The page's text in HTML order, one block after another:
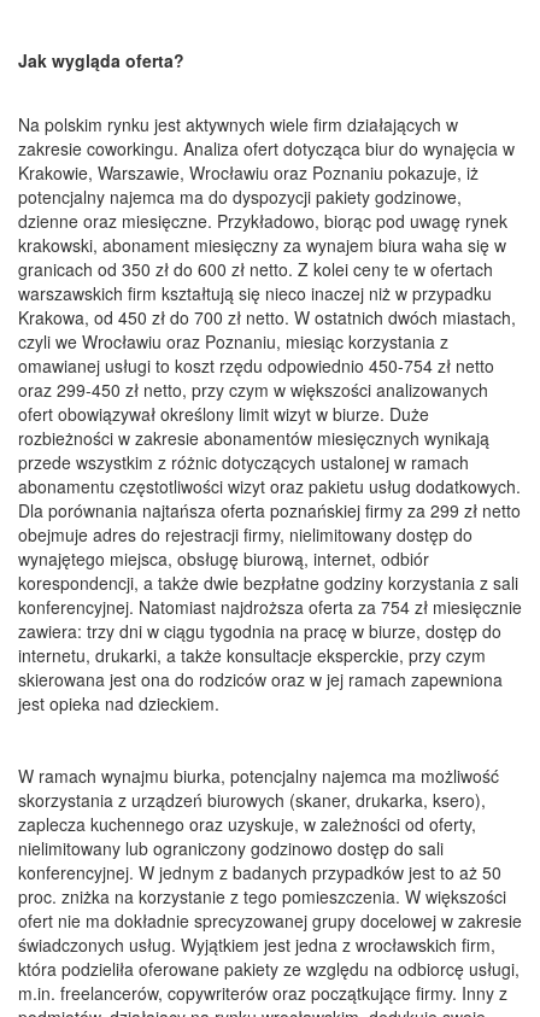
Jak wygląda oferta?
Na polskim rynku jest aktywnych wiele firm działających w
zakresie coworkingu. Analiza ofert dotycząca biur do wynajęcia w
Krakowie, Warszawie, Wrocławiu oraz Poznaniu pokazuje, iż
potencjalny najemca ma do dyspozycji pakiety godzinowe,
dzienne oraz miesięczne. Przykładowo, biorąc pod uwagę rynek
krakowski, abonament miesięczny za wynajem biura waha się w
granicach od 350 zł do 600 zł netto. Z kolei ceny te w ofertach
warszawskich firm kształtują się nieco inaczej niż w przypadku
Krakowa, od 450 zł do 700 zł netto. W ostatnich dwóch miastach,
czyli we Wrocławiu oraz Poznaniu, miesiąc korzystania z
omawianej usługi to koszt rzędu odpowiednio 450-754 zł netto
oraz 299-450 zł netto, przy czym w większości analizowanych
ofert obowiązywał określony limit wizyt w biurze. Duże
rozbieżności w zakresie abonamentów miesięcznych wynikają
przede wszystkim z różnic dotyczących ustalonej w ramach
abonamentu częstotliwości wizyt oraz pakietu usług dodatkowych.
Dla porównania najtańsza oferta poznańskiej firmy za 299 zł netto
obejmuje adres do rejestracji firmy, nielimitowany dostęp do
wynajętego miejsca, obsługę biurową, internet, odbiór
korespondencji, a także dwie bezpłatne godziny korzystania z sali
konferencyjnej. Natomiast najdroższa oferta za 754 zł miesięcznie
zawiera: trzy dni w ciągu tygodnia na pracę w biurze, dostęp do
internetu, drukarki, a także konsultacje eksperckie, przy czym
skierowana jest ona do rodziców oraz w jej ramach zapewniona
jest opieka nad dzieckiem.
W ramach wynajmu biurka, potencjalny najemca ma możliwość
skorzystania z urządzeń biurowych (skaner, drukarka, ksero),
zaplecza kuchennego oraz uzyskuje, w zależności od oferty,
nielimitowany lub ograniczony godzinowo dostęp do sali
konferencyjnej. W jednym z badanych przypadków jest to aż 50
proc. zniżka na korzystanie z tego pomieszczenia. W większości
ofert nie ma dokładnie sprecyzowanej grupy docelowej w zakresie
świadczonych usług. Wyjątkiem jest jedna z wrocławskich firm,
która podzieliła oferowane pakiety ze względu na odbiorcę usługi,
m.in. freelancerów, copywriterów oraz początkujące firmy. Inny z